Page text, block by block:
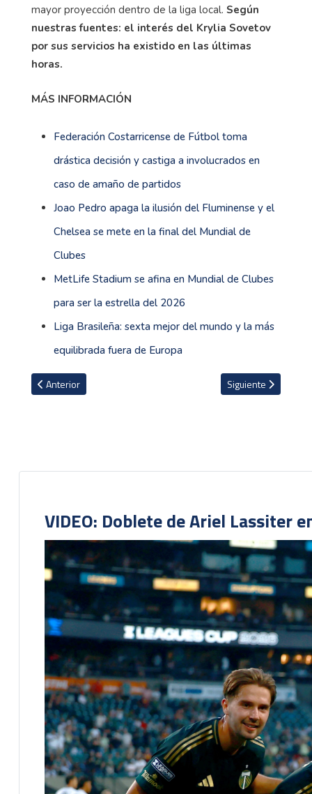
mayor proyección dentro de la liga local. Según
nuestras fuentes: el interés del Krylia Sovetov
por sus servicios ha existido en las últimas
horas.
MÁS INFORMACIÓN
Federación Costarricense de Fútbol toma
drástica decisión y castiga a involucrados en
caso de amaño de partidos
Joao Pedro apaga la ilusión del Fluminense y el
Chelsea se mete en la final del Mundial de
Clubes
MetLife Stadium se afina en Mundial de Clubes
para ser la estrella del 2026
Liga Brasileña: sexta mejor del mundo y la más
equilibrada fuera de Europa
Artículo anterior: Futuro de Patrick Sequeira toma un giro
Anterior Artículo siguiente:
Siguiente
VIDEO: Doblete de Ariel Lassiter